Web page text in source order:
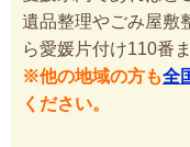
遺品整理やごみ屋敷
ら愛媛片付け110番
※他の地域の方も全
ください。